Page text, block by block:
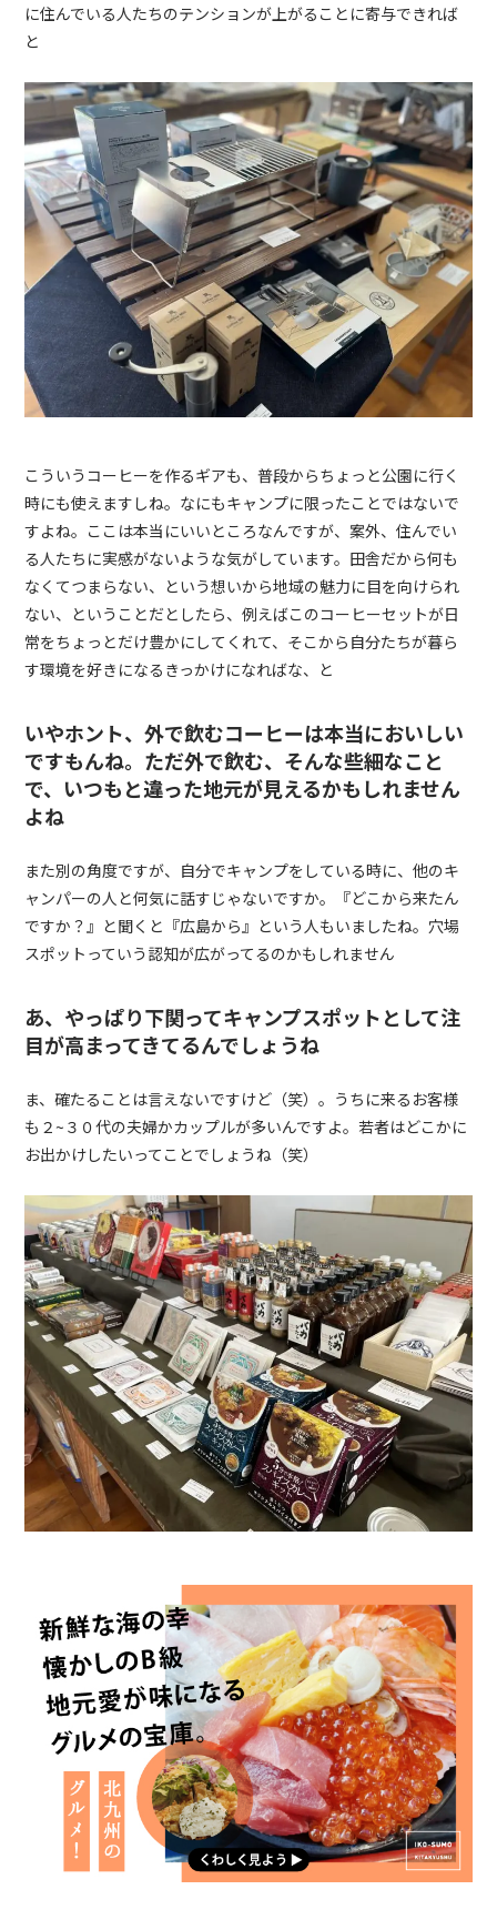
に住んでいる人たちのテンションが上がることに寄与できれば
と
こういうコーヒーを作るギアも、普段からちょっと公園に行く
時にも使えますしね。なにもキャンプに限ったことではないで
すよね。ここは本当にいいところなんですが、案外、住んでい
る人たちに実感がないような気がしています。田舎だから何も
なくてつまらない、という想いから地域の魅力に目を向けられ
ない、ということだとしたら、例えばこのコーヒーセットが日
常をちょっとだけ豊かにしてくれて、そこから自分たちが暮ら
す環境を好きになるきっかけになればな、と
いやホント、外で飲むコーヒーは本当においしい
ですもんね。ただ外で飲む、そんな些細なこと
で、いつもと違った地元が見えるかもしれません
よね
また別の角度ですが、自分でキャンプをしている時に、他のキ
ャンパーの人と何気に話すじゃないですか。『どこから来たん
ですか？』と聞くと『広島から』という人もいましたね。穴場
スポットっていう認知が広がってるのかもしれません
あ、やっぱり下関ってキャンプスポットとして注
目が高まってきてるんでしょうね
ま、確たることは言えないですけど（笑）。うちに来るお客様
も２~ ３０代の夫婦かカップルが多いんですよ。若者はどこかに
お出かけしたいってことでしょうね（笑）